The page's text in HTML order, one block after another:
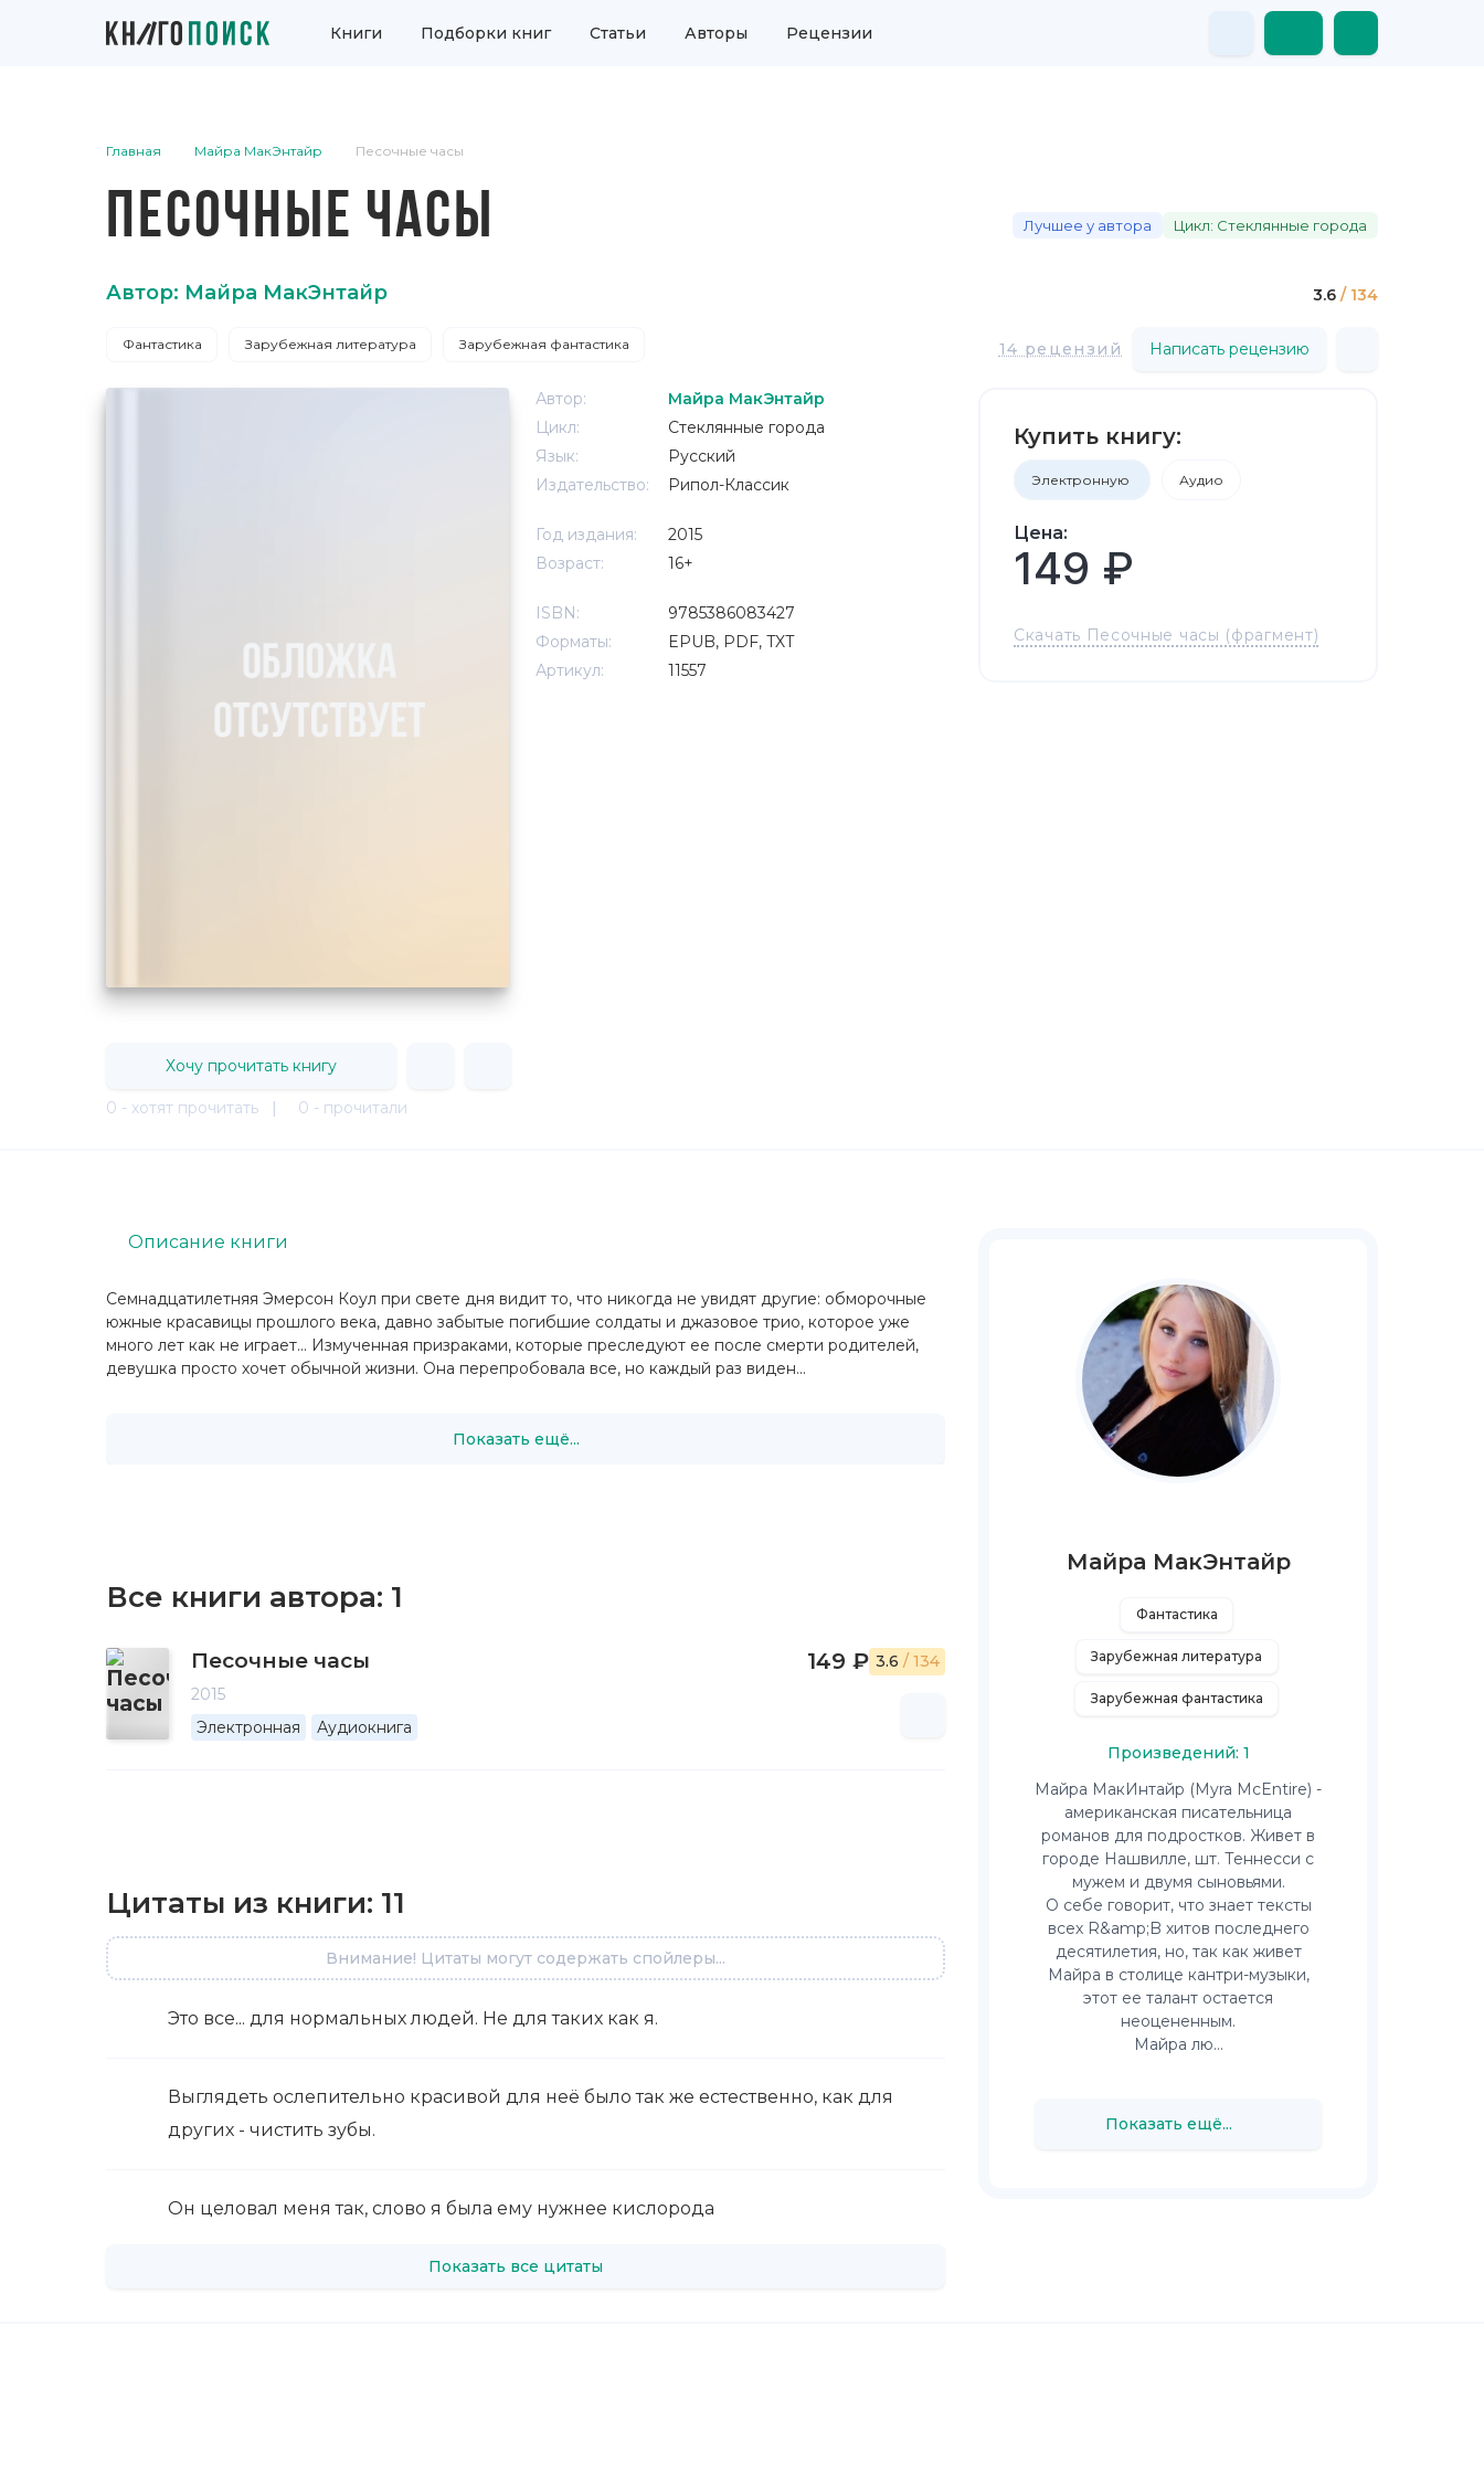
Книги Подборки книг Статьи Авторы Рецензии
Главная Майра МакЭнтайр Песочные часы
ПЕСОЧНЫЕ ЧАСЫ Лучшее у автора Цикл: Стеклянные города
Автор: Майра МакЭнтайр 3.6 / 134
Фантастика Зарубежная литература Зарубежная фантастика 14 рецензий Написать рецензию
Автор:
Майра МакЭнтайр
Цикл:
Стеклянные города
Язык:
Русский
Издательство:
Рипол-Классик
Год издания:
2015
Возраст:
16+
ISBN:
9785386083427
Форматы:
EPUB, PDF, TXT
Артикул:
11557
Купить книгу:
Электронную Аудио
Цена:
149 ₽
Скачать Песочные часы (фрагмент)
Хочу прочитать книгу
0 - хотят прочитать | 0 - прочитали
Семнадцатилетняя Эмерсон Коул при свете дня видит то, что никогда не увидят другие: обморочные
южные красавицы прошлого века, давно забытые погибшие солдаты и джазовое трио, которое уже
много лет как не играет... Измученная призраками, которые преследуют ее после смерти родителей,
девушка просто хочет обычной жизни. Она перепробовала все, но каждый раз виден...
Показать ещё...
Описание книги
Все книги автора: 1
Песочные часы
2015
Электронная
Аудиокнига
149 ₽ 3.6 / 134
Цитаты из книги: 11
Внимание! Цитаты могут содержать спойлеры...
Это все... для нормальных людей. Не для таких как я.
Выглядеть ослепительно красивой для неё было так же естественно, как для
других - чистить зубы.
Он целовал меня так, слово я была ему нужнее кислорода
Показать все цитаты
Майра МакЭнтайр
Фантастика
Зарубежная литература
Зарубежная фантастика
Произведений: 1
Майра МакИнтайр (Myra McEntire) -
американская писательница
романов для подростков. Живет в
городе Нашвилле, шт. Теннесси с
мужем и двумя сыновьями.
О себе говорит, что знает тексты
всех R&amp;B хитов последнего
десятилетия, но, так как живет
Майра в столице кантри-музыки,
этот ее талант остается
неоцененным.
Майра лю...
Показать ещё...